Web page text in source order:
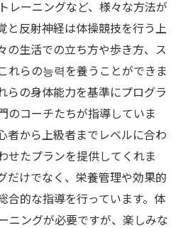
レーニングなど、様々な方法が
と反射神経は体操競技を行う上
の生活での立ち方や歩き方、ス
れらの능력を養うことができま
らの身体能力を基準にプログラ
のコーチたちが指導していま
者から上級者までレベルに合わ
せたプランを提供してくれま
だけでなく、栄養管理や効果的
合的な指導を行っています。体
ニングが必要ですが、楽しみな